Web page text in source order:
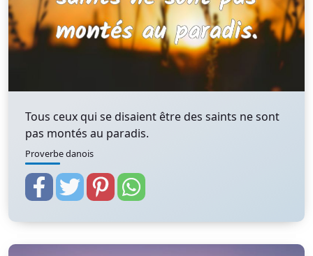
Tous ceux qui se disaient être des saints ne sont
pas montés au paradis.
Proverbe danois